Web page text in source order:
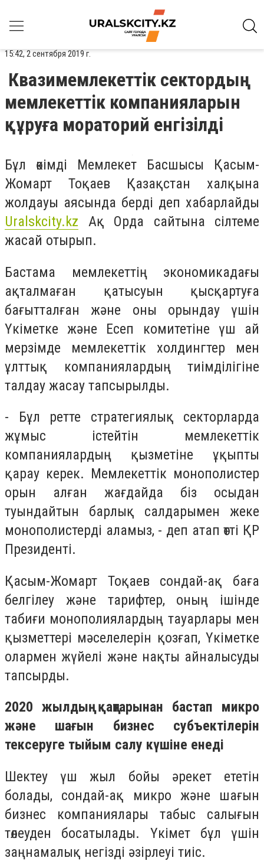
15:42, 2 сентября 2019 г.
Квазимемлекеттік сектордың
мемлекеттік компанияларын
құруға мораторий енгізілді
Бұл өкімді Мемлекет Басшысы Қасым-
Жомарт Тоқаев Қазақстан халқына
жолдауы аясында берді деп хабарлайды
Uralskcity.kz Ақ Орда сайтына сілтеме
жасай отырып.
Бастама мемлекеттің экономикадағы
ақталмаған қатысуын қысқартуға
бағытталған және оны орындау үшін
Үкіметке және Есеп комитетіне үш ай
мерзімде мемлекеттік холдингтер мен
ұлттық компаниялардың тиімділігіне
талдау жасау тапсырылды.
- Бұл ретте стратегиялық секторларда
жұмыс істейтін мемлекеттік
компаниялардың қызметіне ұқыпты
қарау керек. Мемлекеттік монополистер
орын алған жағдайда біз осыдан
туындайтын барлық салдарымен жеке
монополистерді аламыз, - деп атап өтті ҚР
Президенті.
Қасым-Жомарт Тоқаев сондай-ақ баға
белгілеу және тарифтер, оның ішінде
табиғи монополиялардың тауарлары мен
қызметтері мәселелерін қозғап, Үкіметке
олармен жүйелі және нақты айналысуды
тапсырды.
2020 жылдың қаңтарынан бастап микро
және шағын бизнес субъектілерін
тексеруге тыйым салу күшіне енеді
Шектеу үш жыл бойы әрекет ететін
болады, сондай-ақ микро және шағын
бизнес компаниялары табыс салығын
төлеуден босатылады. Үкімет бұл үшін
заңнамалық негізді әзірлеуі тиіс.